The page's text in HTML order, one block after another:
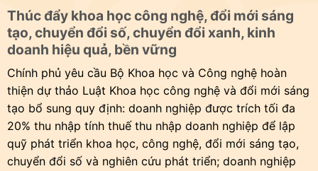
Thúc đẩy khoa học công nghệ, đổi mới sáng
tạo, chuyển đổi số, chuyển đổi xanh, kinh
doanh hiệu quả, bền vững
Chính phủ yêu cầu Bộ Khoa học và Công nghệ hoàn
thiện dự thảo Luật Khoa học công nghệ và đổi mới sáng
tạo bổ sung quy định: doanh nghiệp được trích tối đa
20% thu nhập tính thuế thu nhập doanh nghiệp để lập
quỹ phát triển khoa học, công nghệ, đổi mới sáng tạo,
chuyển đổi số và nghiên cứu phát triển; doanh nghiệp